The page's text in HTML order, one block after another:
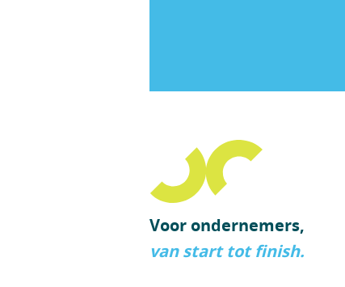
Voor ondernemers,
van start tot finish.